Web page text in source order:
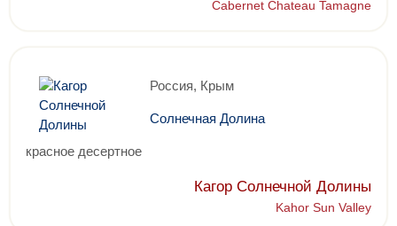
Cabernet Chateau Tamagne
Россия, Крым
Солнечная Долина
красное десертное
Кагор Солнечной Долины
Kahor Sun Valley